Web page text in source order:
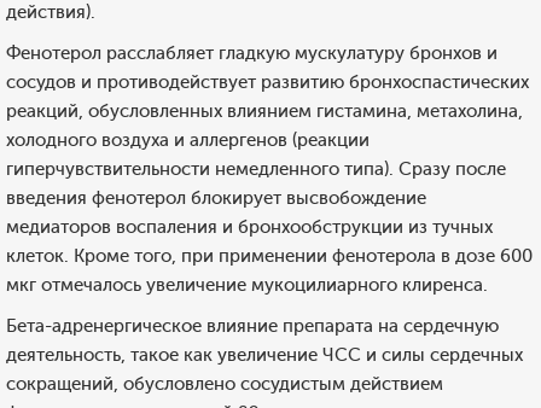
действия).
Фенотерол расслабляет гладкую мускулатуру бронхов и
сосудов и противодействует развитию бронхоспастических
реакций, обусловленных влиянием гистамина, метахолина,
холодного воздуха и аллергенов (реакции
гиперчувствительности немедленного типа). Сразу после
введения фенотерол блокирует высвобождение
медиаторов воспаления и бронхообструкции из тучных
клеток. Кроме того, при применении фенотерола в дозе 600
мкг отмечалось увеличение мукоцилиарного клиренса.
Бета-адренергическое влияние препарата на сердечную
деятельность, такое как увеличение ЧСС и силы сердечных
сокращений, обусловлено сосудистым действием